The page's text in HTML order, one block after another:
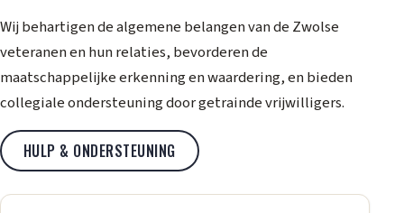
Wij behartigen de algemene belangen van de Zwolse
veteranen en hun relaties, bevorderen de
maatschappelijke erkenning en waardering, en bieden
collegiale ondersteuning door getrainde vrijwilligers.
HULP & ONDERSTEUNING